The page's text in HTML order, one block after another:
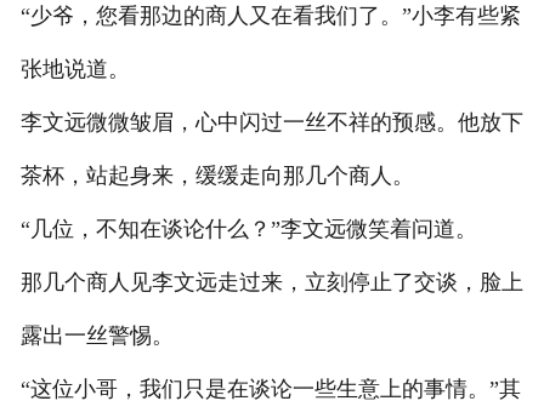
“少爷，您看那边的商人又在看我们了。”小李有些紧
张地说道。
李文远微微皱眉，心中闪过一丝不祥的预感。他放下
茶杯，站起身来，缓缓走向那几个商人。
“几位，不知在谈论什么？”李文远微笑着问道。
那几个商人见李文远走过来，立刻停止了交谈，脸上
露出一丝警惕。
“这位小哥，我们只是在谈论一些生意上的事情。”其